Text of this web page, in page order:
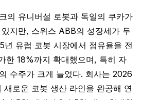
의 유니버설 로봇과 독일의 쿠카가
지만, 스위스 ABB의 성장세가 두
년 유럽 코봇 시장에서 점유율을 전
한 18%까지 확대했으며, 특히 자
수주가 크게 늘었다. 회사는 2026
새로운 코봇 생산 라인을 완공해 연